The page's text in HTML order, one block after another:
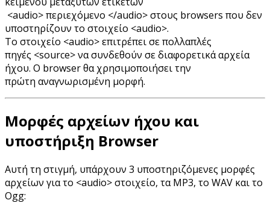
<audio> περιεχόμενο </audio> στους browsers που δεν
υποστηρίζουν το στοιχείο <audio>.
Το στοιχείο <audio> επιτρέπει σε πολλαπλές
πηγές <source> να συνδεθούν σε διαφορετικά αρχεία
ήχου. Ο browser θα χρησιμοποιήσει την
πρώτη αναγνωρισμένη μορφή.
Μορφές αρχείων ήχου και
υποστήριξη Browser
Αυτή τη στιγμή, υπάρχουν 3 υποστηριζόμενες μορφές
αρχείων για το <audio> στοιχείο, τα MP3, το WAV και το
Ogg: